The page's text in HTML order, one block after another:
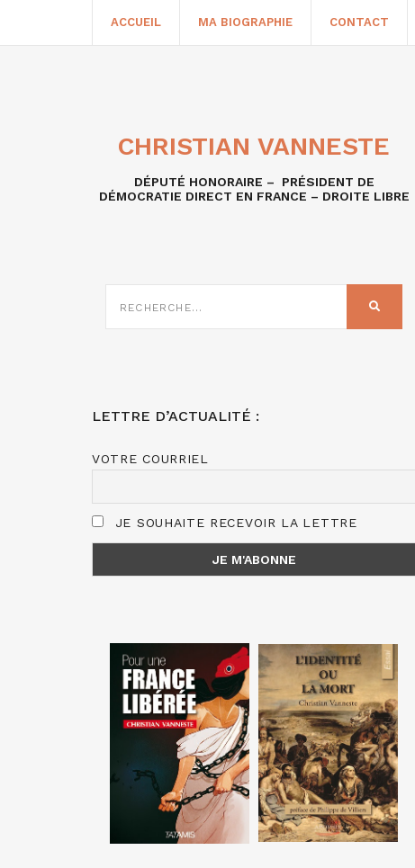
ACCUEIL MA BIOGRAPHIE CONTACT
CHRISTIAN VANNESTE
DÉPUTÉ HONORAIRE – PRÉSIDENT DE
DÉMOCRATIE DIRECT EN FRANCE – DROITE LIBRE
SUR
LETTRE D’ACTUALITÉ :
VOTRE COURRIEL
JE SOUHAITE RECEVOIR LA LETTRE